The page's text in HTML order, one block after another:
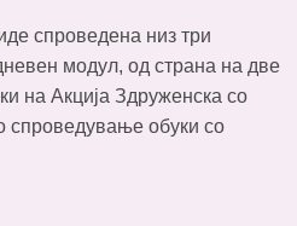
спроведена низ три
модул, од страна на две
на Акција Здруженска со
спроведување обуки со